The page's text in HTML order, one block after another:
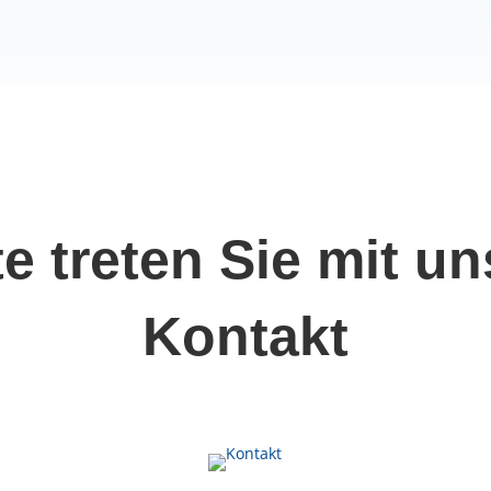
treten Sie mit
Kontakt